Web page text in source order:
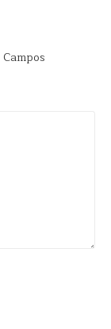
Campos